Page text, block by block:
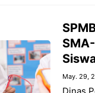
May. 29,